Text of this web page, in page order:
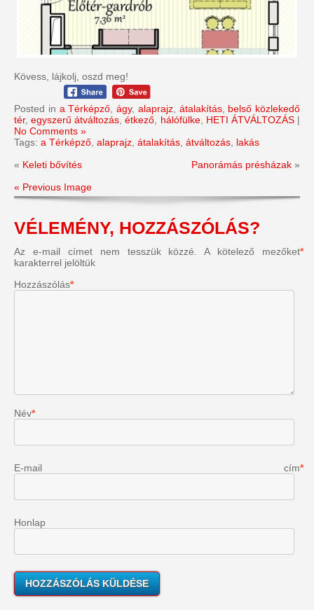
Kövess, lájkolj, oszd meg!
Posted in a Térképző ágy, alaprajz, átalakítás, belső közlekedő
tér,egyszerű átváltozás ,étkező hálófülke, HETI ÁTVÁLTOZÁS|
No Comments »
Tags: a Térképző alaprajz átalakítás átváltozás lakás
« Keleti bővítés Panorámás présházak »
« Previous Image
VÉLEMÉNY, HOZZÁSZÓLÁS?
Az e-mail címet nem tesszük közzé. A kötelező mezőket*
karakterrel jelöltük
Hozzászólás*
Név*
E-mail cím*
Honlap